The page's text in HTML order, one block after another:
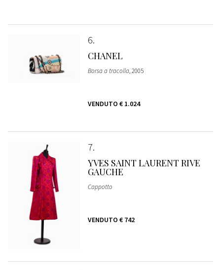
6
CHANEL
Borsa a tracolla, 2005
VENDUTO € 1.024
7
YVES SAINT LAURENT RIVE
GAUCHE
Cappotto
VENDUTO € 742